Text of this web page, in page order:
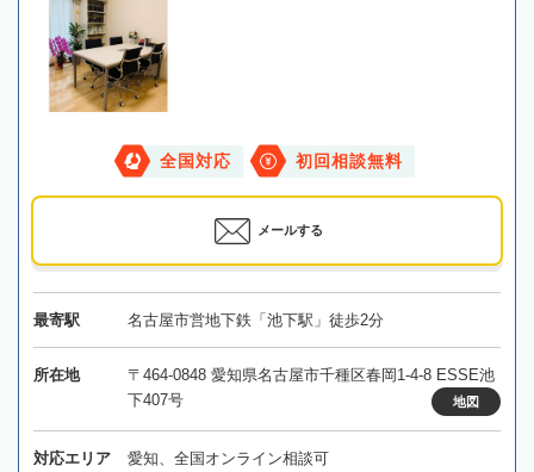
全国対応 初回相談無料
メールする
最寄駅 名古屋市営地下鉄「池下駅」徒歩2分
所在地
〒464-0848 愛知県名古屋市千種区春岡1-4-8 ESSE池
下407号
地図
対応エリア 愛知、全国オンライン相談可